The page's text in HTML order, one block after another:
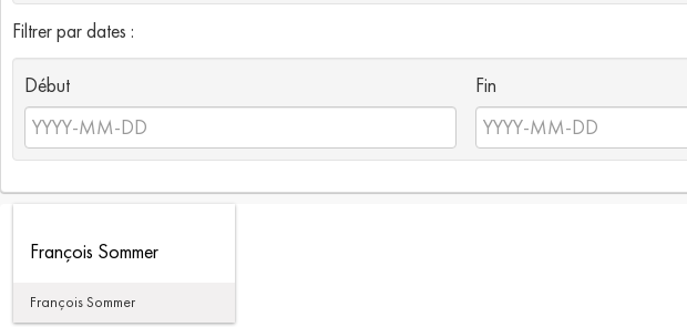
Filtrer par dates :
Début
Fin
François Sommer
François Sommer